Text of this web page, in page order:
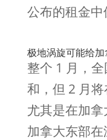
公布的租金
极地涡旋可能给
整个 1 月，
和，但 2 月
尤其是在加拿
加拿大东部